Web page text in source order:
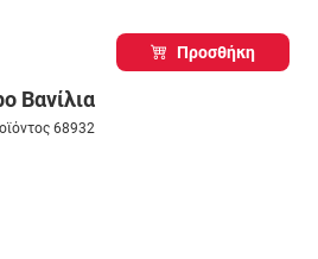
Προσθήκη
Βανίλια
68932